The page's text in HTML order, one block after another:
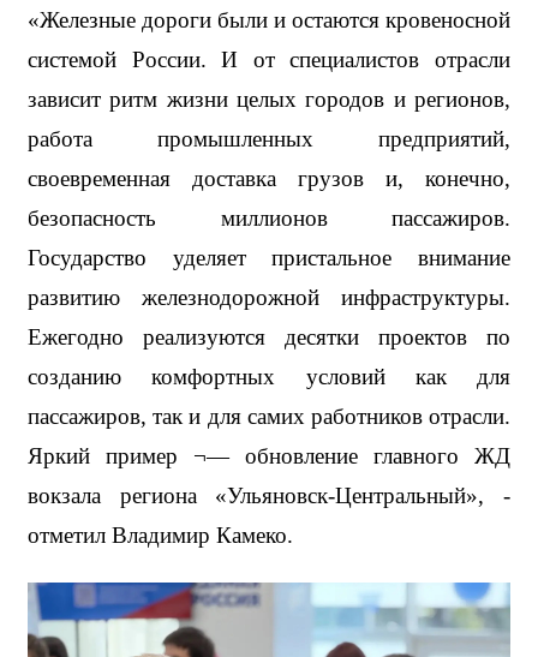
«Железные дороги были и остаются кровеносной
системой России. И от специалистов отрасли
зависит ритм жизни целых городов и регионов,
работа промышленных предприятий,
своевременная доставка грузов и, конечно,
безопасность миллионов пассажиров.
Государство уделяет пристальное внимание
развитию железнодорожной инфраструктуры.
Ежегодно реализуются десятки проектов по
созданию комфортных условий как для
пассажиров, так и для самих работников отрасли.
Яркий пример ¬— обновление главного ЖД
вокзала региона «Ульяновск-Центральный», -
отметил Владимир Камеко.